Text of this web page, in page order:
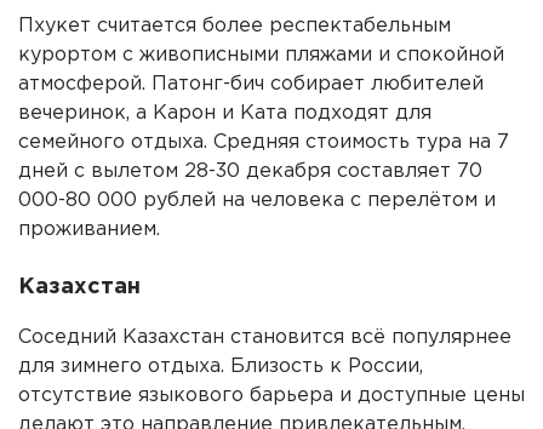
Пхукет считается более респектабельным
курортом с живописными пляжами и спокойной
атмосферой. Патонг-бич собирает любителей
вечеринок, а Карон и Ката подходят для
семейного отдыха. Средняя стоимость тура на 7
дней с вылетом 28-30 декабря составляет 70
000-80 000 рублей на человека с перелётом и
проживанием.
Казахстан
Соседний Казахстан становится всё популярнее
для зимнего отдыха. Близость к России,
отсутствие языкового барьера и доступные цены
делают это направление привлекательным.